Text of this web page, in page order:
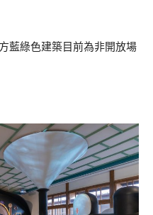
藍綠色建築目前為非開放場